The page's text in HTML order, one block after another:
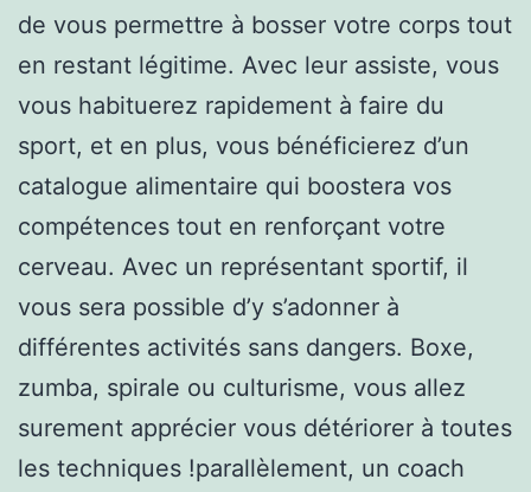
de vous permettre à bosser votre corps tout
en restant légitime. Avec leur assiste, vous
vous habituerez rapidement à faire du
sport, et en plus, vous bénéficierez d’un
catalogue alimentaire qui boostera vos
compétences tout en renforçant votre
cerveau. Avec un représentant sportif, il
vous sera possible d’y s’adonner à
différentes activités sans dangers. Boxe,
zumba, spirale ou culturisme, vous allez
surement apprécier vous détériorer à toutes
les techniques !parallèlement, un coach